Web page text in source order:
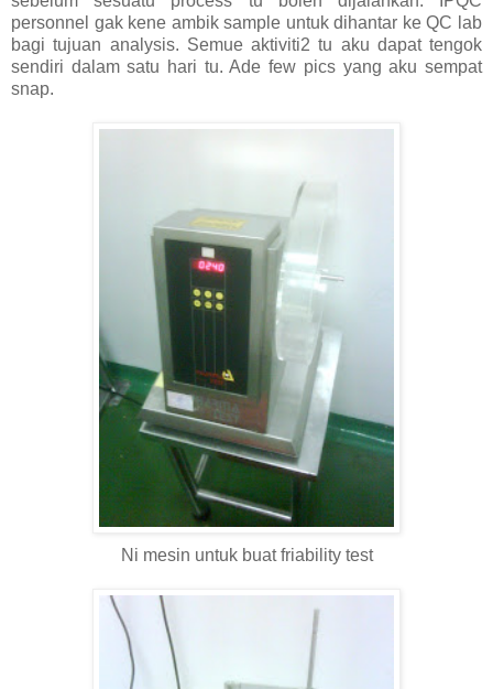
personnel gak kene ambik sample untuk dihantar ke QC lab
bagi tujuan analysis. Semue aktiviti2 tu aku dapat tengok
sendiri dalam satu hari tu. Ade few pics yang aku sempat
snap.
Ni mesin untuk buat friability test